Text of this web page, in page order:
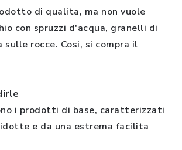
di qualita, ma non vuole
con spruzzi d'acqua, granelli di
sulle rocce. Cosi, si compra il
i prodotti di base, caratterizzati
e da una estrema facilita